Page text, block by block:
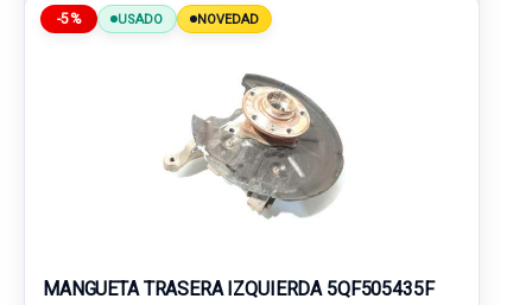
-5% USADO NOVEDAD
MANGUETA TRASERA IZQUIERDA 5QF505435F